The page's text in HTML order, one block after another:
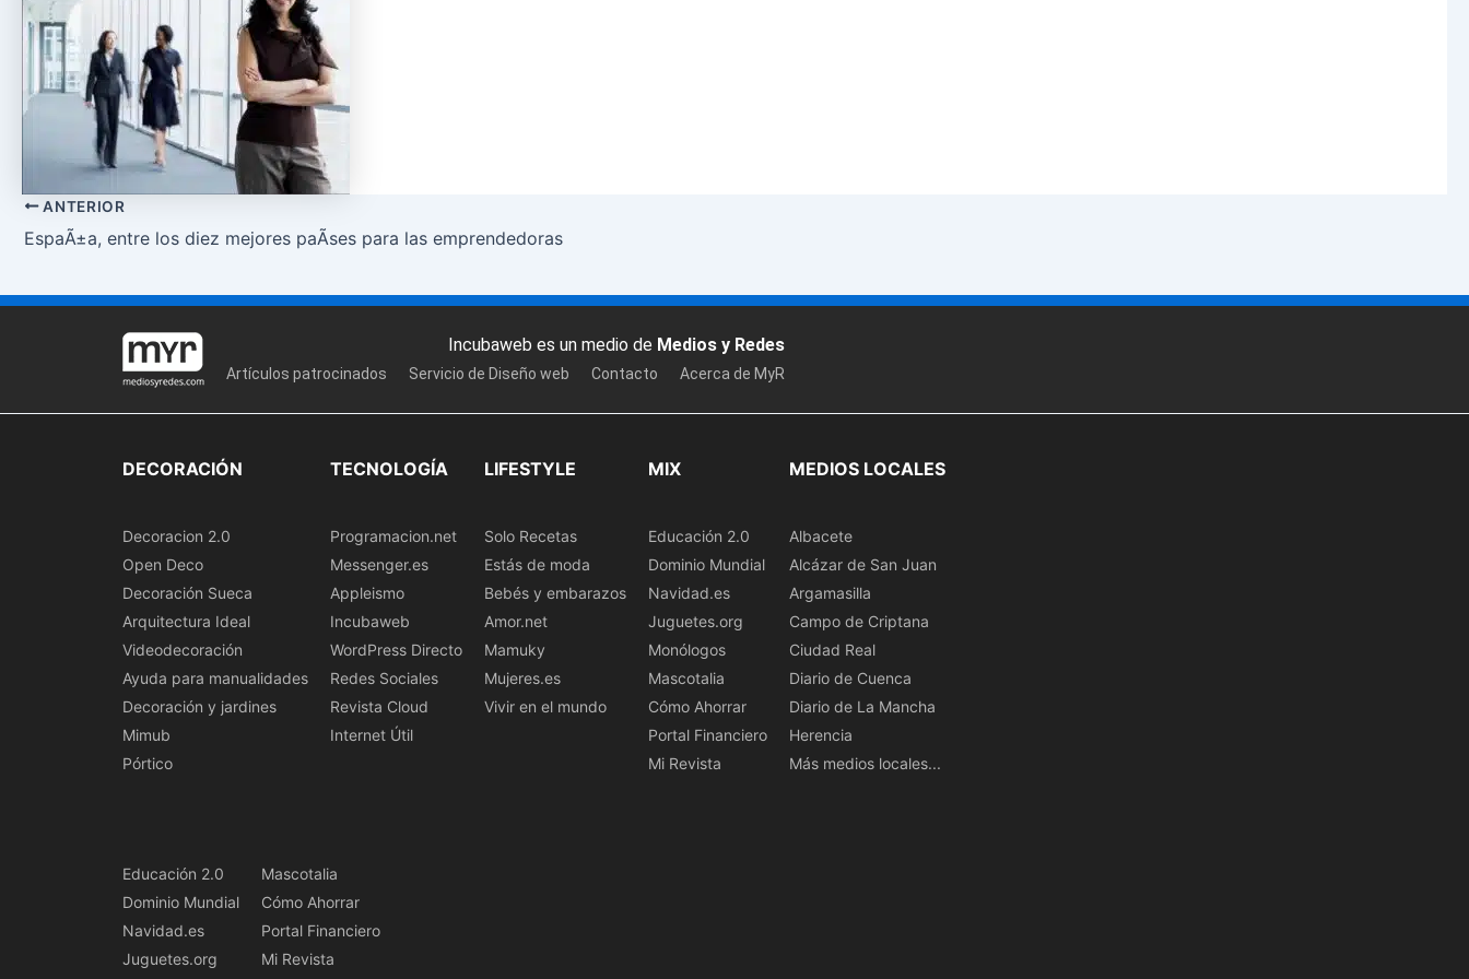
ANTERIOR
EspaÃ±a, entre los diez mejores paÃ­ses para las emprendedoras
Incubaweb es un medio de Medios y Redes
Artículos patrocinados Servicio de Diseño web Contacto Acerca de MyR
DECORACIÓN
Decoracion 2.0
Open Deco
Decoración Sueca
Arquitectura Ideal
Videodecoración
Ayuda para manualidades
Decoración y jardines
Mimub
Pórtico
TECNOLOGÍA
Programacion.net
Messenger.es
Appleismo
Incubaweb
WordPress Directo
Redes Sociales
Revista Cloud
Internet Útil
LIFESTYLE
Solo Recetas
Estás de moda
Bebés y embarazos
Amor.net
Mamuky
Mujeres.es
Vivir en el mundo
MIX
Educación 2.0
Dominio Mundial
Navidad.es
Juguetes.org
Monólogos
Mascotalia
Cómo Ahorrar
Portal Financiero
Mi Revista
MEDIOS LOCALES
Albacete
Alcázar de San Juan
Argamasilla
Campo de Criptana
Ciudad Real
Diario de Cuenca
Diario de La Mancha
Herencia
Más medios locales...
Educación 2.0
Dominio Mundial
Navidad.es
Juguetes.org
Mascotalia
Cómo Ahorrar
Portal Financiero
Mi Revista